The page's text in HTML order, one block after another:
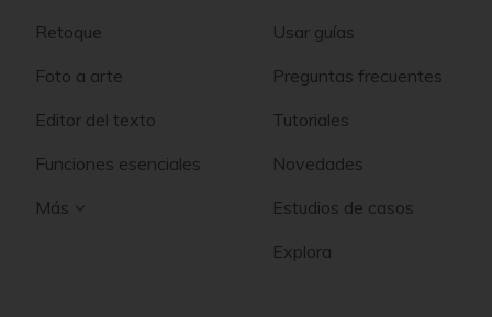
Retoque
Foto a arte
Editor del texto
Funciones esenciales
Más
Usar guías
Preguntas frecuentes
Tutoriales
Novedades
Estudios de casos
Explora